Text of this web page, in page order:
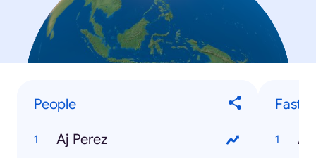
People
Aj Perez